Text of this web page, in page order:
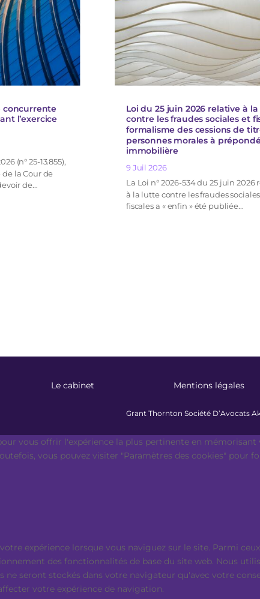
concurrente
l’exercice
(n° 25-13.855),
la Cour de
de...
Loi du 25 juin 2026 relative à
contre les fraudes sociales et
formalisme des cessions de
personnes morales à
immobilière
9 Juil 2026
La Loi n° 2026-534 du 25 juin 2026
à la lutte contre les fraudes
fiscales a « enfin » été publiée...
Le cabinet Mentions légales
Grant Thornton Société D’Avocats
vous offrir l'expérience la plus pertinente en
vous pouvez visiter "Paramètres des cookies" pour
expérience lorsque vous naviguez sur le site. Parmi
des fonctionnalités de base du site web. Nous
ne seront stockés dans votre navigateur qu'avec votre
votre expérience de navigation.